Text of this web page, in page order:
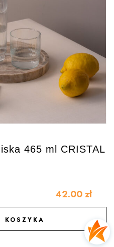
465 ml CRISTAL
42.00 zł
KOSZYKA